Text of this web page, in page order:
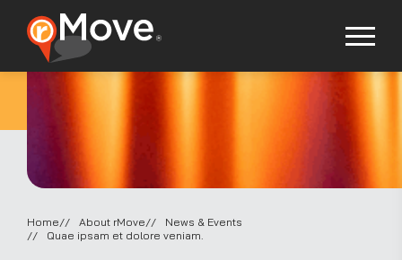
Home About rMove
News & Events
Quae ipsam et dolore veniam.